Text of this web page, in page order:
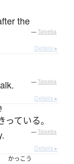
the
— Tatoeba
Details ▸
— Tatoeba
Details ▸
っている。
— Tatoeba
Details ▸
かっこう